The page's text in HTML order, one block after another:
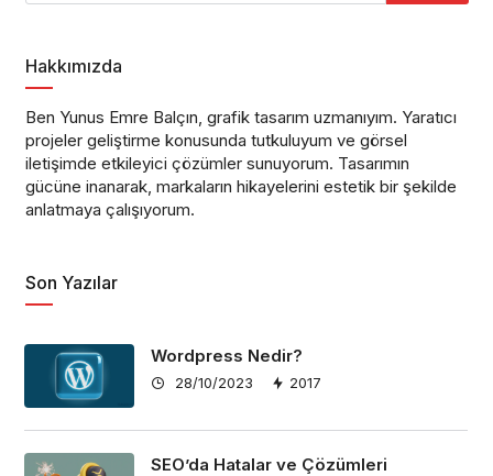
Hakkımızda
Ben Yunus Emre Balçın, grafik tasarım uzmanıyım. Yaratıcı
projeler geliştirme konusunda tutkuluyum ve görsel
iletişimde etkileyici çözümler sunuyorum. Tasarımın
gücüne inanarak, markaların hikayelerini estetik bir şekilde
anlatmaya çalışıyorum.
Son Yazılar
Wordpress Nedir?
28/10/2023 2017
SEO’da Hatalar ve Çözümleri